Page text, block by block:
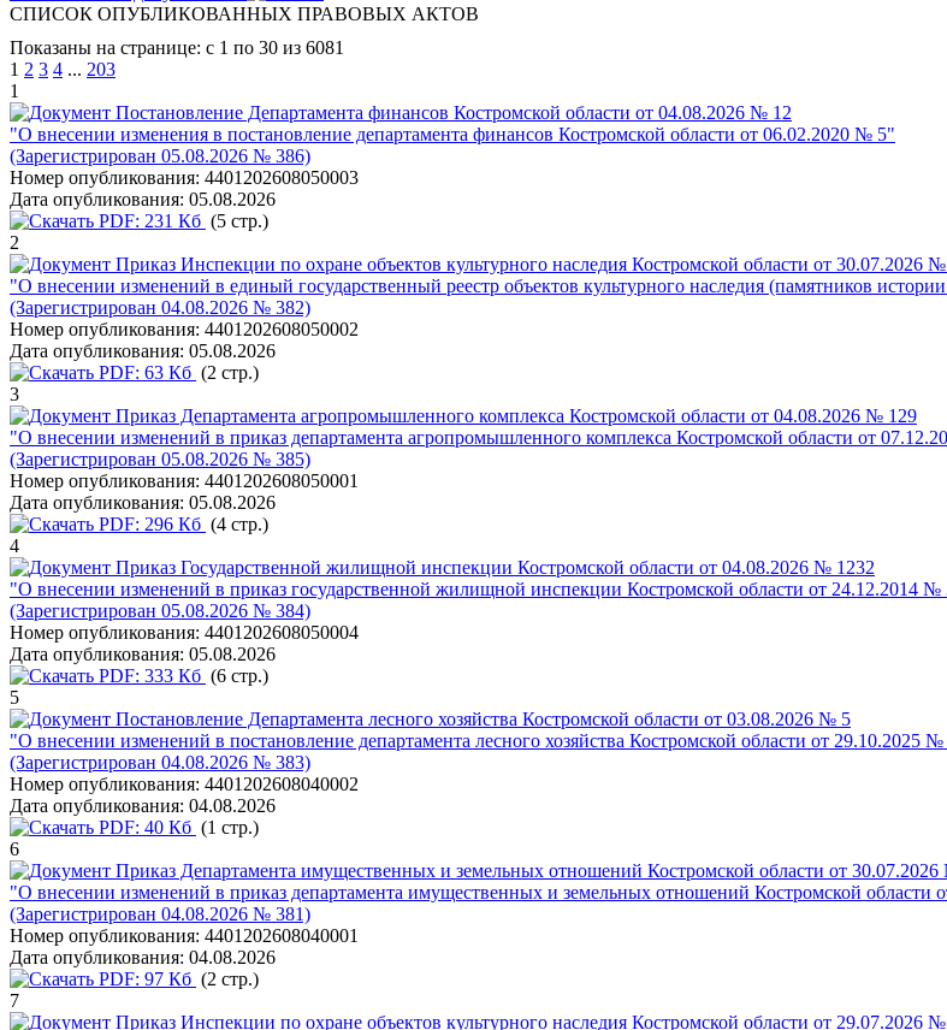
СПИСОК ОПУБЛИКОВАННЫХ ПРАВОВЫХ АКТОВ
Показаны на странице: с 1 по 30 из 6081
1 2 3 4 ... 203
1
Постановление Департамента финансов Костромской области от 04.08.2026 № 12
"О внесении изменения в постановление департамента финансов Костромской области от 06.02.2020 № 5"
(Зарегистрирован 05.08.2026 № 386)
Номер опубликования: 4401202608050003
Дата опубликования: 05.08.2026
PDF: 231 Кб (5 стр.)
2
Приказ Инспекции по охране объектов культурного наследия Костромской области от 30.07.2026
"О внесении изменений в единый государственный реестр объектов культурного наследия (памятников
(Зарегистрирован 04.08.2026 № 382)
Номер опубликования: 4401202608050002
Дата опубликования: 05.08.2026
PDF: 63 Кб (2 стр.)
3
Приказ Департамента агропромышленного комплекса Костромской области от 04.08.2026 № 129
"О внесении изменений в приказ департамента агропромышленного комплекса Костромской области от
(Зарегистрирован 05.08.2026 № 385)
Номер опубликования: 4401202608050001
Дата опубликования: 05.08.2026
PDF: 296 Кб (4 стр.)
4
Приказ Государственной жилищной инспекции Костромской области от 04.08.2026 № 1232
"О внесении изменений в приказ государственной жилищной инспекции Костромской области от 24.12.2014 №
(Зарегистрирован 05.08.2026 № 384)
Номер опубликования: 4401202608050004
Дата опубликования: 05.08.2026
PDF: 333 Кб (6 стр.)
5
Постановление Департамента лесного хозяйства Костромской области от 03.08.2026 № 5
"О внесении изменений в постановление департамента лесного хозяйства Костромской области от 29.10.2025
(Зарегистрирован 04.08.2026 № 383)
Номер опубликования: 4401202608040002
Дата опубликования: 04.08.2026
PDF: 40 Кб (1 стр.)
6
Приказ Департамента имущественных и земельных отношений Костромской области от
"О внесении изменений в приказ департамента имущественных и земельных отношений Костромской области
(Зарегистрирован 04.08.2026 № 381)
Номер опубликования: 4401202608040001
Дата опубликования: 04.08.2026
PDF: 97 Кб (2 стр.)
7
Приказ Инспекции по охране объектов культурного наследия Костромской области от 29.07.2026